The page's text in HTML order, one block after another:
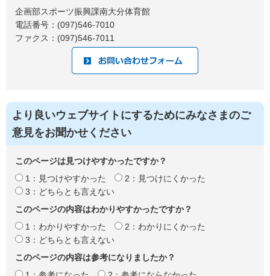
企画部スポーツ振興課南大分体育館
電話番号：(097)546-7010
ファクス：(097)546-7011
より良いウェブサイトにするためにみなさまのご
意見をお聞かせください
このページは見つけやすかったですか？
1：見つけやすかった
2：見つけにくかった
3：どちらとも言えない
このページの内容はわかりやすかったですか？
1：わかりやすかった
2：わかりにくかった
3：どちらとも言えない
このページの内容は参考になりましたか？